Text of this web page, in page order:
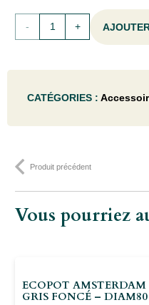
quantité
struthiopteris
- C2
CATÉGORIES :
Produit précédent
Vous pourriez
ECOPOT
GRIS FONCÉ – DIAM80